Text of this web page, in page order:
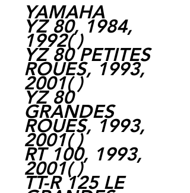
YAMAHA
YZ 80, 1984,
1992( )
YZ 80 PETITES
ROUES, 1993,
2001( )
YZ 80
GRANDES
ROUES, 1993,
2001( )
RT 100, 1993,
2001( )
TT-R 125 LE